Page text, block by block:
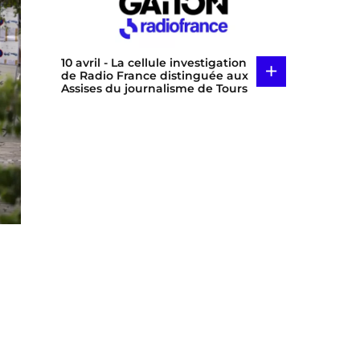
10 avril - La cellule investigation
de Radio France distinguée aux
Assises du journalisme de Tours
+